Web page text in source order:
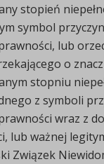
stopień
symbol
lub
o
stopniu
z symboli
wraz z
lub ważnej
Związek